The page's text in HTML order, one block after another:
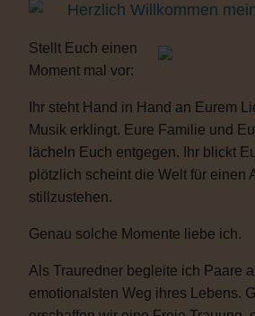
Herzlich Willkommen
Stellt Euch einen
Moment mal vor:
Ihr steht Hand in Hand an Eurem
Musik erklingt. Eure Familie und
lächeln Euch entgegen. Ihr blickt
plötzlich scheint die Welt für einen
stillzustehen.
Genau solche Momente liebe ich.
Als Trauredner begleite ich Paare
emotionalsten Weg ihres Lebens.